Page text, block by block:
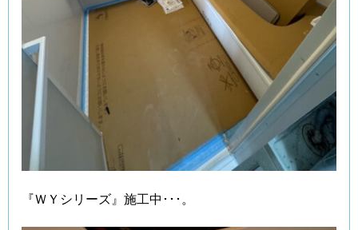
『ＷＹシリーズ』施工中･･･。